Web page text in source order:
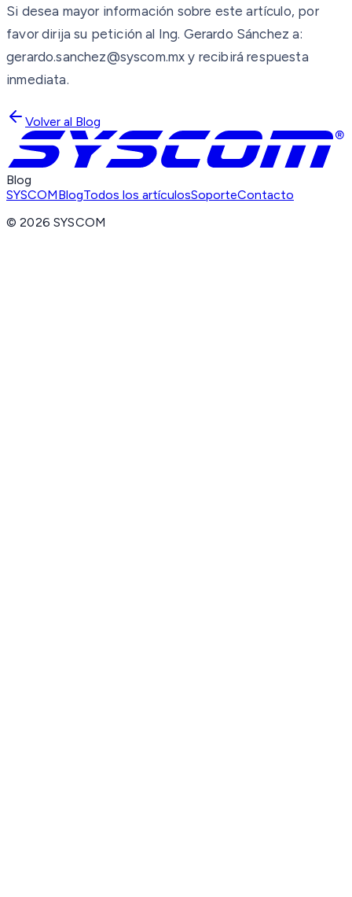
Si desea mayor información sobre este artículo, por
favor dirija su petición al Ing. Gerardo Sánchez a:
gerardo.sanchez@syscom.mx y recibirá respuesta
inmediata.
Volver al Blog
Blog
SYSCOMBlogTodos los artículosSoporteContacto
©2026 SYSCOM